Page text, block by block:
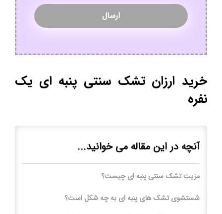
خرید ارزان تشک سنتی پنبه ای یک
نفره
آنچه در این مقاله می خوانید...
مزیت تشک سنتی پنبه ای چیست؟
شستشوی تشک های پنبه ای به چه شکل است؟